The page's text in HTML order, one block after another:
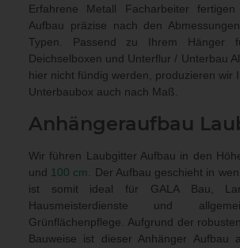
Erfahrene Metall Facharbeiter
Aufbau präzise nach den
Typen. Passend zu Ihrem Hänger
Deichselboxen und Unterflur / Unterbau
hier nicht fündig werden, produzieren wir
Unterbaubox auch nach Maß
Anhängeraufbau
Wir führen Laubgitter Aufbau in den
und 100 cm . Der Aufbau geschieht in
ist somit ideal für GALA Bau,
Hausmeisterdienste und
Grünflächenpflege. Aufgrund der
Bauweise ist dieser Anhänger Aufbau